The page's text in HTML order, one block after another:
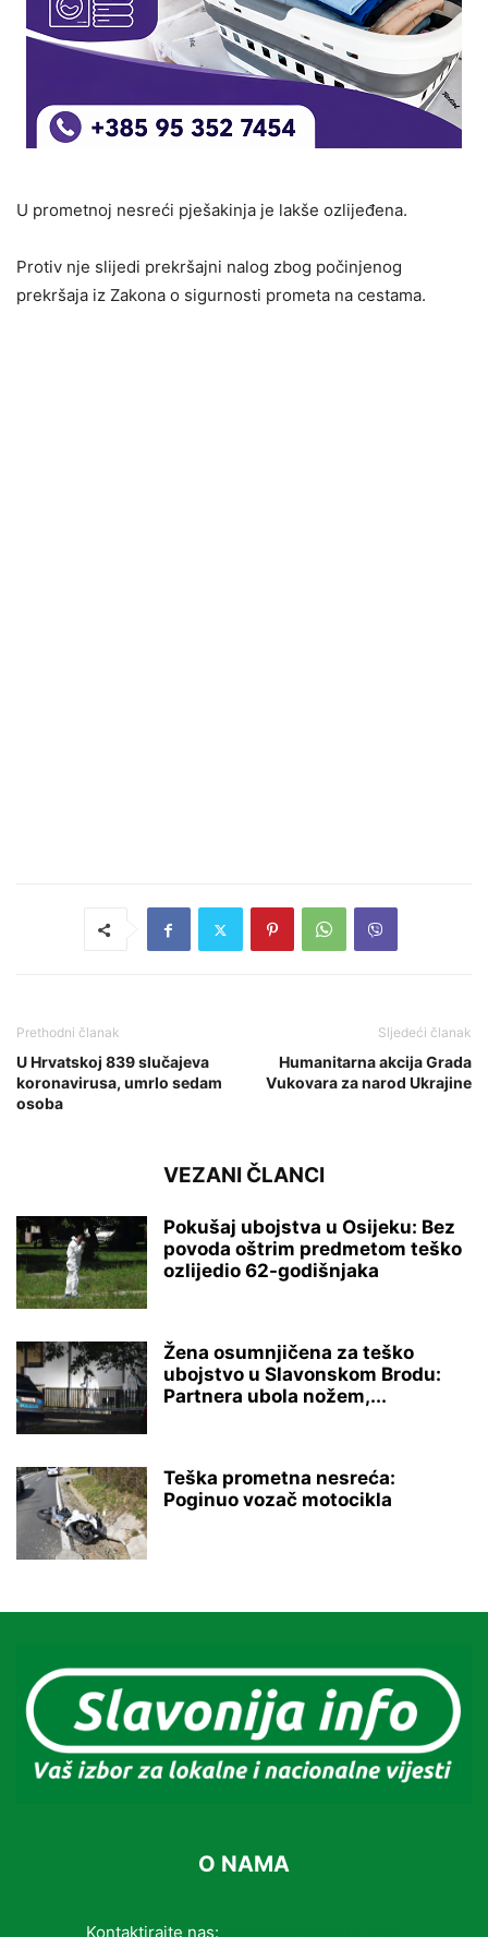
U prometnoj nesreći pješakinja je lakše ozlijeđena.
Protiv nje slijedi prekršajni nalog zbog počinjenog
prekršaja iz Zakona o sigurnosti prometa na cestama.
Prethodni članak
U Hrvatskoj 839 slučajeva
koronavirusa, umrlo sedam
osoba
Sljedeći članak
Humanitarna akcija Grada
Vukovara za narod Ukrajine
VEZANI ČLANCI
Pokušaj ubojstva u Osijeku: Bez
povoda oštrim predmetom teško
ozlijedio 62-godišnjaka
Žena osumnjičena za teško
ubojstvo u Slavonskom Brodu:
Partnera ubola nožem,...
Teška prometna nesreća:
Poginuo vozač motocikla
O NAMA
Kontaktirajte nas: